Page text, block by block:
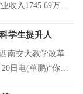
收入1745 69万
学生提升人
南交大教学改革
日电(单鹏)“你们